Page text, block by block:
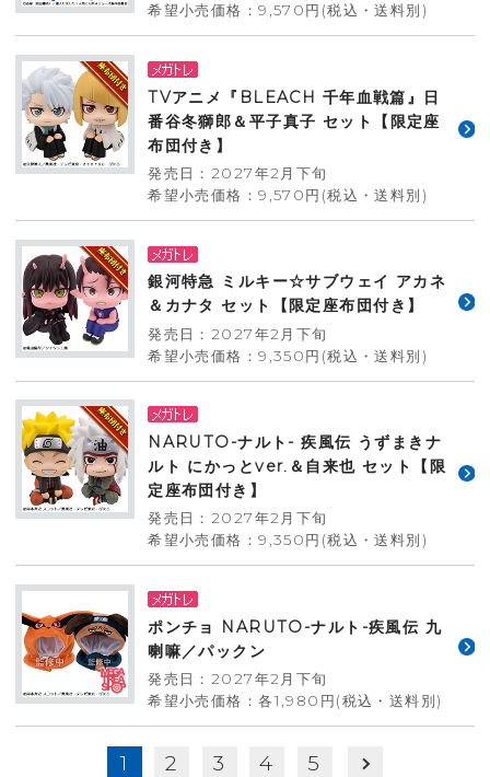
希望小売価格：9,570円(税込・送料別)
TVアニメ『BLEACH 千年血戦篇』日
番谷冬獅郎＆平子真子 セット【限定座
布団付き】
発売日：2027年2月下旬
希望小売価格：9,570円(税込・送料別)
銀河特急 ミルキー☆サブウェイ アカネ
＆カナタ セット【限定座布団付き】
発売日：2027年2月下旬
希望小売価格：9,350円(税込・送料別)
NARUTO-ナルト- 疾風伝 うずまきナ
ルト にかっとver.＆自来也 セット【限
定座布団付き】
発売日：2027年2月下旬
希望小売価格：9,350円(税込・送料別)
ポンチョ NARUTO-ナルト-疾風伝 九
喇嘛／パックン
発売日：2027年2月下旬
希望小売価格：各1,980円(税込・送料別)
1 2 3 4 5